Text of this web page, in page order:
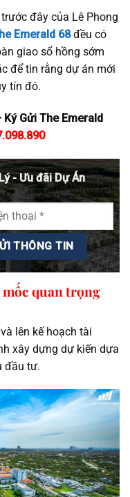
đây của Lê Phong
Emerald 68đều có
giao sổ hồng sớm
để tin rằng dự án mới
tín đó.
Gửi The Emerald
- Ưu đãi Dự Án
quan trọng
lên kế hoạch tài
xây dựng dự kiến dựa
đầu tư.